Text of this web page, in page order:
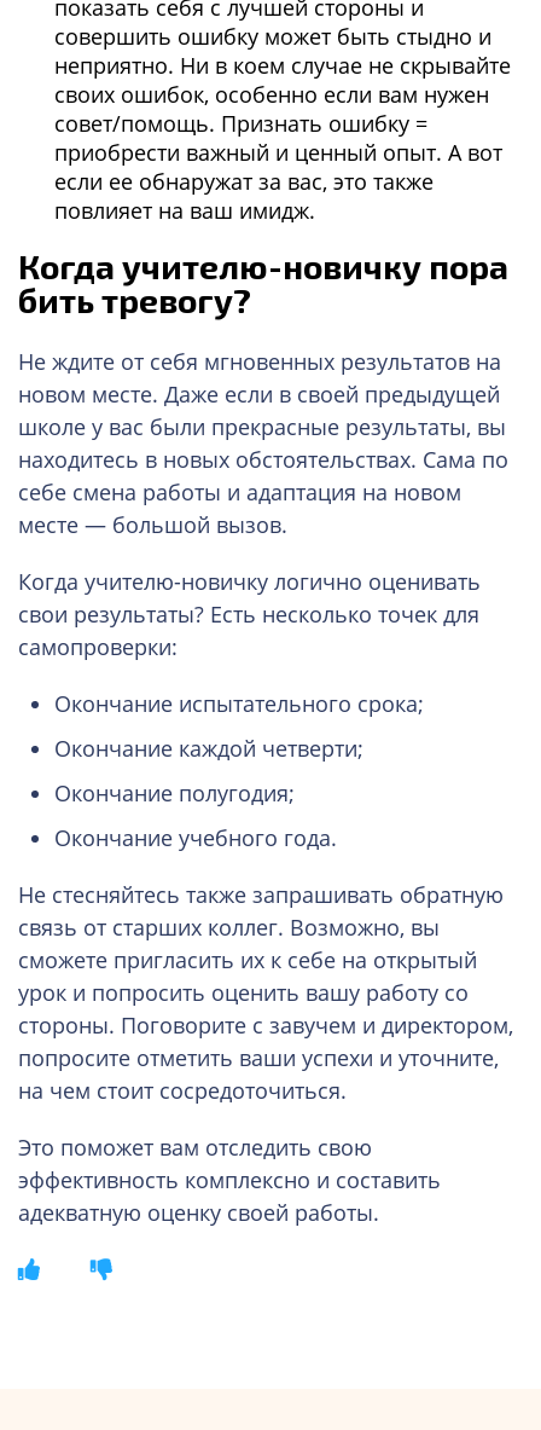
показать себя с лучшей стороны и
совершить ошибку может быть стыдно и
неприятно. Ни в коем случае не скрывайте
своих ошибок, особенно если вам нужен
совет/помощь. Признать ошибку =
приобрести важный и ценный опыт. А вот
если ее обнаружат за вас, это также
повлияет на ваш имидж.
Когда учителю-новичку пора
бить тревогу?
Не ждите от себя мгновенных результатов на
новом месте. Даже если в своей предыдущей
школе у вас были прекрасные результаты, вы
находитесь в новых обстоятельствах. Сама по
себе смена работы и адаптация на новом
месте — большой вызов.
Когда учителю-новичку логично оценивать
свои результаты? Есть несколько точек для
самопроверки:
Окончание испытательного срока;
Окончание каждой четверти;
Окончание полугодия;
Окончание учебного года.
Не стесняйтесь также запрашивать обратную
связь от старших коллег. Возможно, вы
сможете пригласить их к себе на открытый
урок и попросить оценить вашу работу со
стороны. Поговорите с завучем и директором,
попросите отметить ваши успехи и уточните,
на чем стоит сосредоточиться.
Это поможет вам отследить свою
эффективность комплексно и составить
адекватную оценку своей работы.